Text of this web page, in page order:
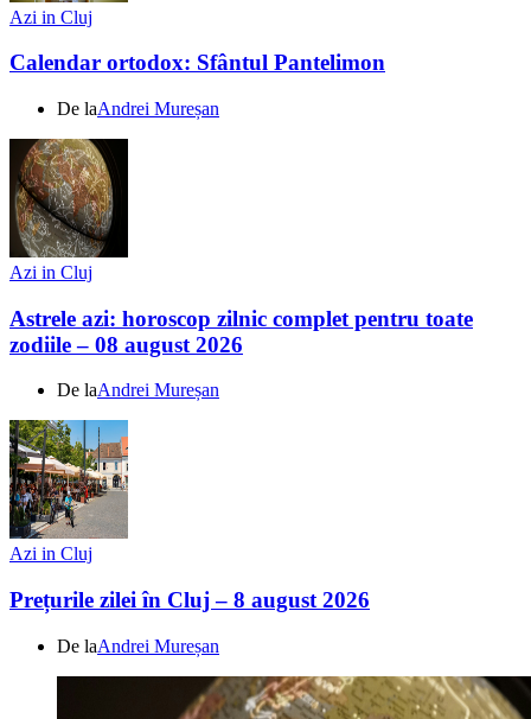
Azi in Cluj
Calendar ortodox: Sfântul Pantelimon
De laAndrei Mureșan
Azi in Cluj
Astrele azi: horoscop zilnic complet pentru toate
zodiile – 08 august 2026
De laAndrei Mureșan
Azi in Cluj
Prețurile zilei în Cluj – 8 august 2026
De laAndrei Mureșan